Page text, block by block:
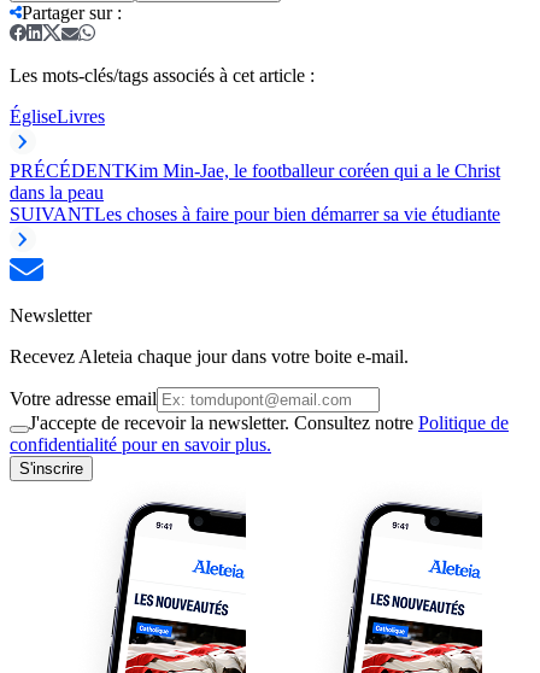
Partager sur:
Les mots-clés/tags associés à cet article :
ÉgliseLivres
PRÉCÉDENTKim Min-Jae, le footballeur coréen qui a le Christ
dans la peau
SUIVANTLes choses à faire pour bien démarrer sa vie étudiante
Newsletter
Recevez Aleteia chaque jour dans votre boite e-mail.
Votre adresse email
J'accepte de recevoir la newsletter. Consultez notre Politique de
confidentialité pour en savoir plus.
S'inscrire